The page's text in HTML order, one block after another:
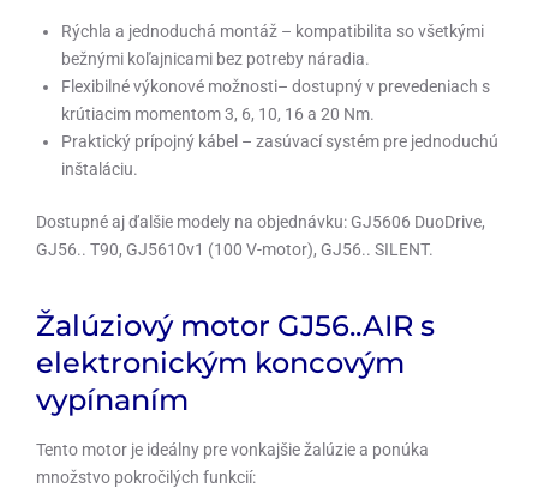
Rýchla a jednoduchá montáž – kompatibilita so všetkými
bežnými koľajnicami bez potreby náradia.
Flexibilné výkonové možnosti– dostupný v prevedeniach s
krútiacim momentom 3, 6, 10, 16 a 20 Nm.
Praktický prípojný kábel – zasúvací systém pre jednoduchú
inštaláciu.
Dostupné aj ďalšie modely na objednávku: GJ5606 DuoDrive,
GJ56.. T90, GJ5610v1 (100 V-motor), GJ56.. SILENT.
Žalúziový motor GJ56..AIR s
elektronickým koncovým
vypínaním
Tento motor je ideálny pre vonkajšie žalúzie a ponúka
množstvo pokročilých funkcií: